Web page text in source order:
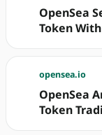
OpenSea
Token
opensea.io
OpenSea
Token